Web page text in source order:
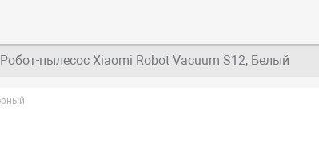
пылесос Xiaomi Robot Vacuum S12, Белый